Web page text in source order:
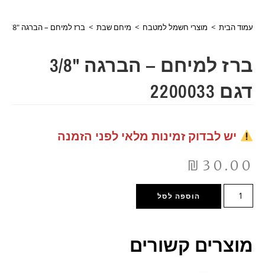
עמוד הבית > מוצרי חשמל למטבח > מיחם שבת > ברז למיחם – הברגה "3/8 דגם 2200033
ברז למיחם – הברגה "3/8
דגם 2200033
יש לבדוק זמינות מלאי לפני הזמנה
₪ 30.00
הוספה לסל
מוצרים קשורים